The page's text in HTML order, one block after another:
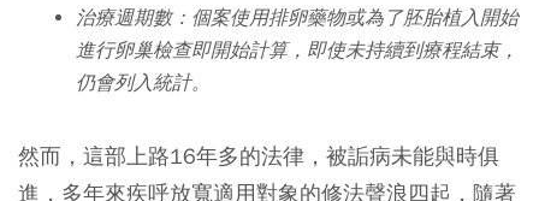
治療週期數：個案使用排卵藥物或為了胚胎植入開始
進行卵巢檢查即開始計算，即使未持續到療程結束，
仍會列入統計。
然而，這部上路16年多的法律，被詬病未能與時俱
進，多年來疾呼放寬適用對象的修法聲浪四起，隨著